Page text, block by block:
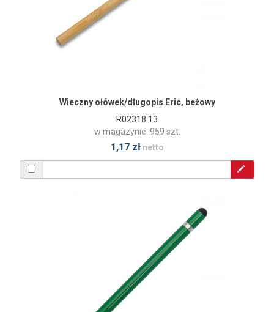
Wieczny ołówek/długopis Eric, beżowy
R02318.13
w magazynie: 959 szt.
1,17 złnetto